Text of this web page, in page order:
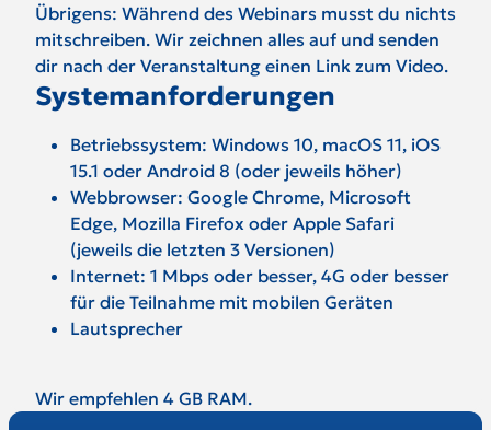
Übrigens: Während des Webinars musst du nichts
mitschreiben. Wir zeichnen alles auf und senden
dir nach der Veranstaltung einen Link zum Video.
Systemanforderungen
Betriebssystem: Windows 10, macOS 11, iOS
15.1 oder Android 8 (oder jeweils höher)
Webbrowser: Google Chrome, Microsoft
Edge, Mozilla Firefox oder Apple Safari
(jeweils die letzten 3 Versionen)
Internet: 1 Mbps oder besser, 4G oder besser
für die Teilnahme mit mobilen Geräten
Lautsprecher
Wir empfehlen 4 GB RAM.